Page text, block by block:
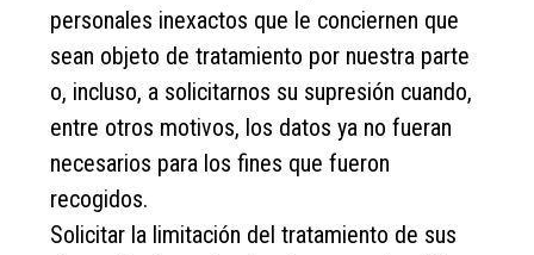
personales inexactos que le conciernen que
sean objeto de tratamiento por nuestra parte
o, incluso, a solicitarnos su supresión cuando,
entre otros motivos, los datos ya no fueran
necesarios para los fines que fueron
recogidos.
Solicitar la limitación del tratamiento de sus